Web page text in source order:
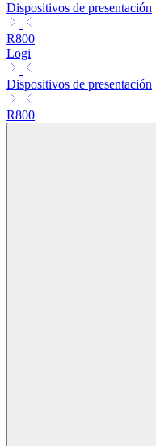
Dispositivos de presentación
R800
Logi
Dispositivos de presentación
R800